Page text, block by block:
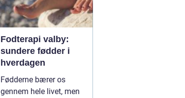
Fodterapi valby:
sundere fødder i
hverdagen
Fødderne bærer os
gennem hele livet, men